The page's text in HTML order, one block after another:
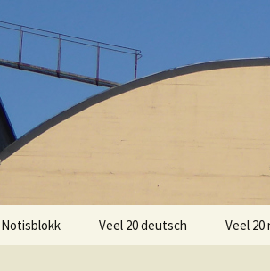
Notisblokk Veel 20 deutsch Veel 20